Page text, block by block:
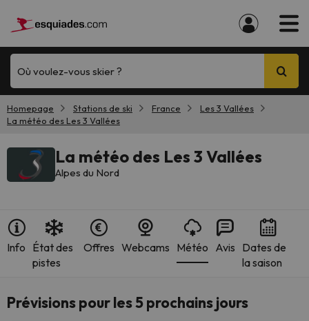
Où voulez-vous skier ?
Homepage Stations de ski France
Les 3 Vallées
La météo des Les 3 Vallées
La météo des Les 3 Vallées
Alpes du Nord
Info État des
pistes
Offres Webcams Météo Avis Dates de
la saison
Prévisions pour les 5 prochains jours